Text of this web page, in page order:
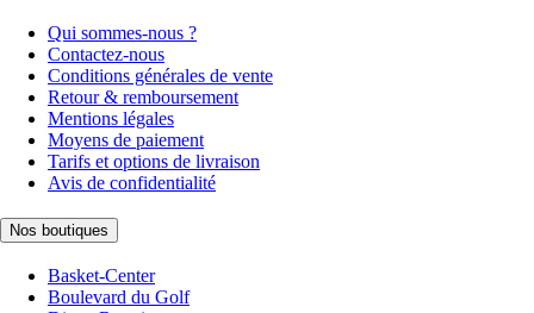
Qui sommes-nous ?
Contactez-nous
Conditions générales de vente
Retour & remboursement
Mentions légales
Moyens de paiement
Tarifs et options de livraison
Avis de confidentialité
Nos boutiques
Basket-Center
Boulevard du Golf